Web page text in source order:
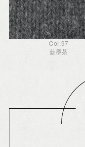
Col.97
藍墨茶